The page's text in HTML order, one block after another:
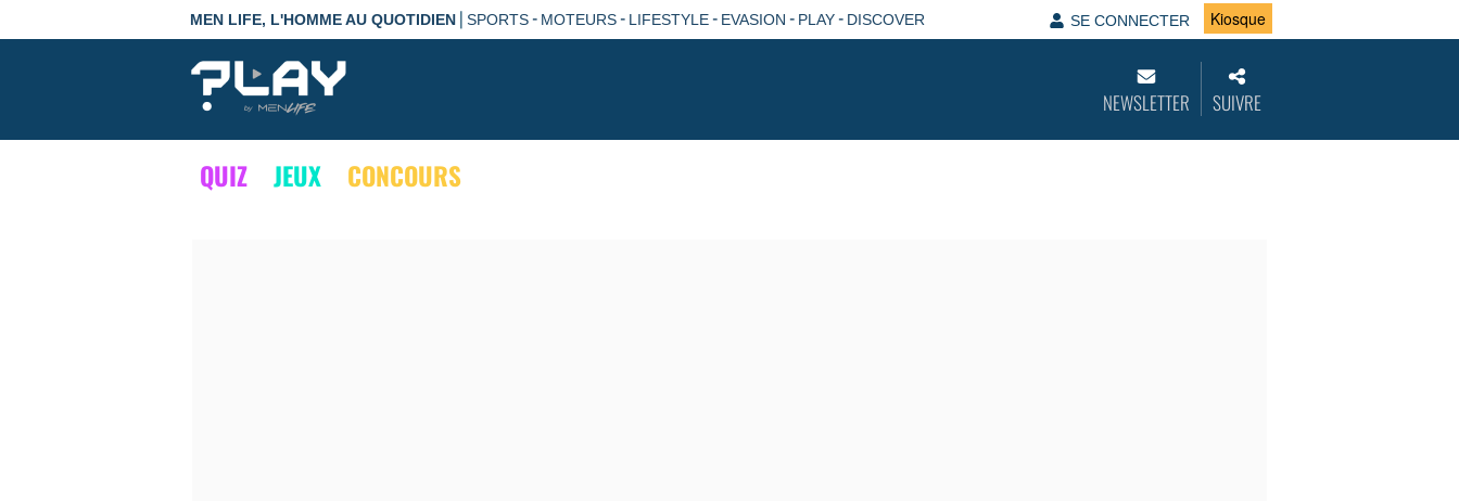
MEN LIFE, L'HOMME AU QUOTIDIEN | SPORTS- MOTEURS- LIFESTYLE- EVASION - PLAY- DISCOVER SE CONNECTER Kiosque
NEWSLETTER SUIVRE
QUIZ JEUX CONCOURS